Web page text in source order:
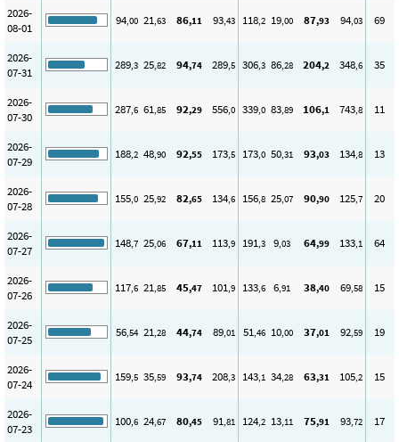
2026-
08-01
94,00 21,63 86,11 93,43 118,2 19,00 87,93 94,03 69
2026-
07-31
289,3 25,82 94,74 289,5 306,3 86,28 204,2 348,6 35
2026-
07-30
287,6 61,85 92,29 556,0 339,0 83,89 106,1 743,8 11
2026-
07-29
188,2 48,90 92,55 173,5 173,0 50,31 93,03 134,8 13
2026-
07-28
155,0 25,92 82,65 134,6 156,8 25,07 90,90 125,7 20
2026-
07-27
148,7 25,06 67,11 113,9 191,3 9,03 64,99 133,1 64
2026-
07-26
117,6 21,85 45,47 101,9 133,6 6,91 38,40 69,58 15
2026-
07-25
56,54 21,28 44,74 89,01 51,46 10,00 37,01 92,59 19
2026-
07-24
159,5 35,59 93,74 208,3 143,1 34,28 63,31 105,2 15
2026-
07-23
100,6 24,67 80,45 91,81 124,2 13,11 75,91 93,72 17